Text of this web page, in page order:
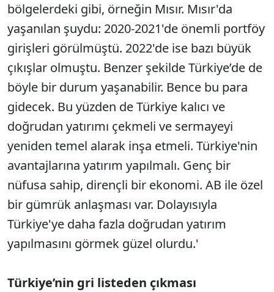
bölgelerdeki gibi, örneğin Mısır. Mısır'da
yaşanılan şuydu: 2020-2021'de önemli portföy
girişleri görülmüştü. 2022'de ise bazı büyük
çıkışlar olmuştu. Benzer şekilde Türkiye’de de
böyle bir durum yaşanabilir. Bence bu para
gidecek. Bu yüzden de Türkiye kalıcı ve
doğrudan yatırımı çekmeli ve sermayeyi
yeniden temel alarak inşa etmeli. Türkiye'nin
avantajlarına yatırım yapılmalı. Genç bir
nüfusa sahip, dirençli bir ekonomi. AB ile özel
bir gümrük anlaşması var. Dolayısıyla
Türkiye'ye daha fazla doğrudan yatırım
yapılmasını görmek güzel olurdu.'
Türkiye’nin gri listeden çıkması